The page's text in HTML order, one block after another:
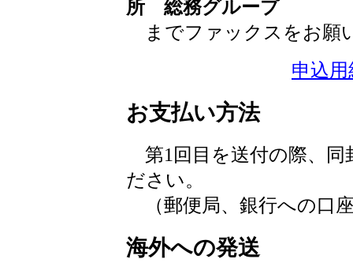
所 総務グループ
までファックスをお願
申込
お支払い方法
第1回目を送付の際、同
ださい。
（郵便局、銀行への口
海外への発送